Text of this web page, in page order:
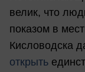
велик, что
показом в
Кисловодска
открыть